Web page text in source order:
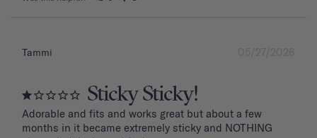
05/27/2026
Tammi
Sticky Sticky!
Adorable and fits and works great but about a few
months in it became extremely sticky and NOTHING